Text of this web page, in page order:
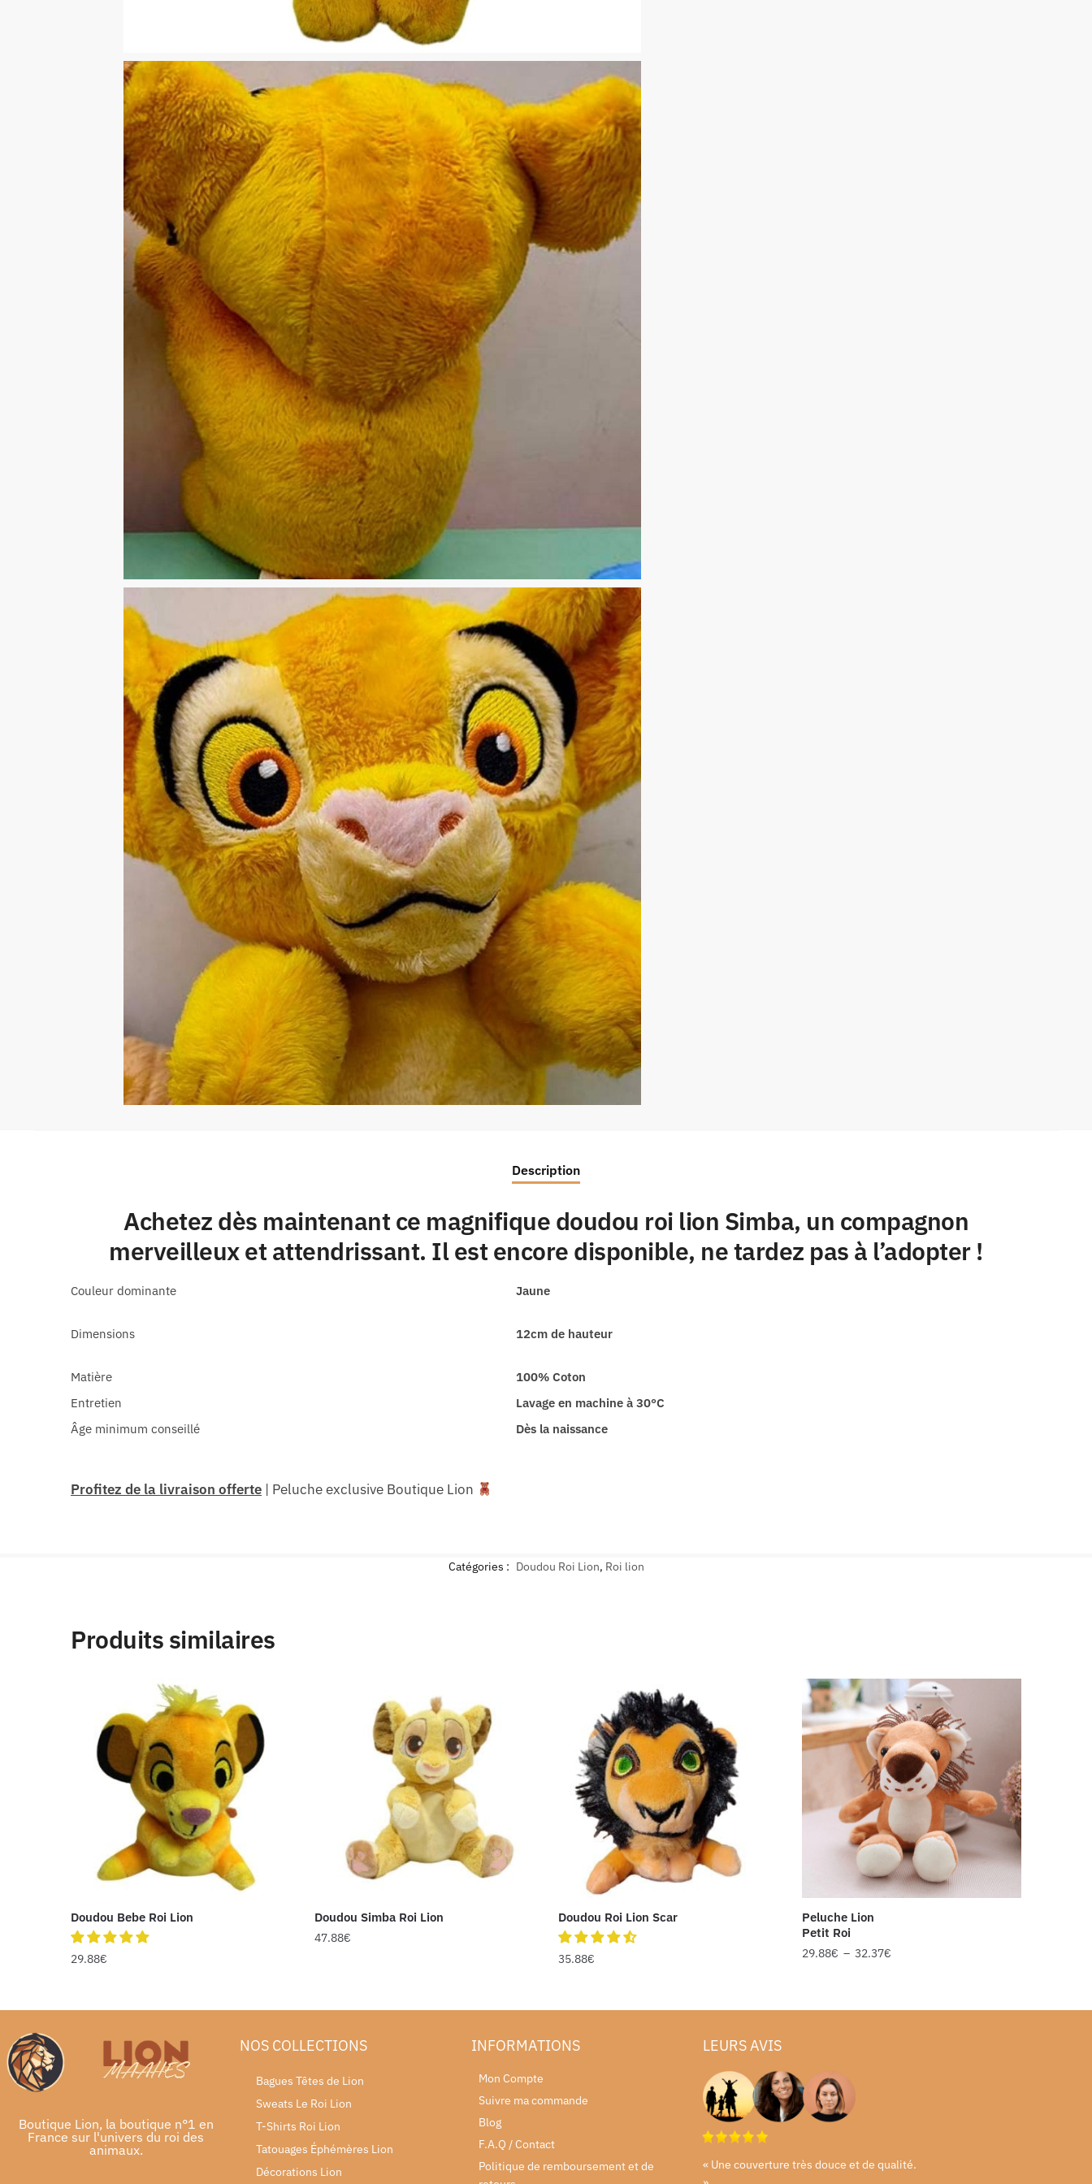
Description
Achetez dès maintenant ce magnifique doudou roi lion Simba, un compagnon
merveilleux et attendrissant. Il est encore disponible, ne tardez pas à l’adopter !
Couleur dominante Jaune
Dimensions 12cm de hauteur
Matière
100% Coton
Entretien
Lavage en machine à 30°C
Âge minimum conseillé
Dès la naissance
Profitez de la livraison offerte | Peluche exclusive Boutique Lion
Catégories : Doudou Roi Lion, Roi lion
Produits similaires
Doudou Bebe Roi Lion
29.88€
Doudou Simba Roi Lion
47.88€
Doudou Roi Lion Scar
35.88€
Peluche Lion
Petit Roi
29.88€ – 32.37€
Boutique Lion, la boutique n°1 en
France sur l'univers du roi des
animaux.
NOS COLLECTIONS
Bagues Têtes de Lion
Sweats Le Roi Lion
T-Shirts Roi Lion
Tatouages Éphémères Lion
Décorations Lion
INFORMATIONS
Mon Compte
Suivre ma commande
Blog
F.A.Q / Contact
Politique de remboursement et de
LEURS AVIS
« Une couverture très douce et de qualité.